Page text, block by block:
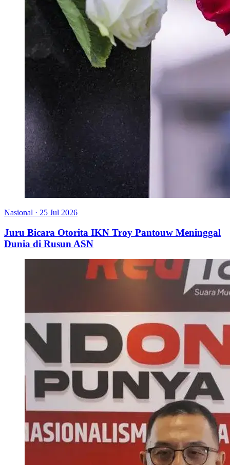
Nasional · 25 Jul 2026
Juru Bicara Otorita IKN Troy Pantouw Meninggal
Dunia di Rusun ASN